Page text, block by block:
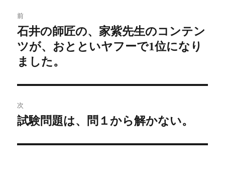
稿
ナ
ビ
ー
前
前
の
投
石井の師匠の、家紫先生のコンテン
ツが、おとといヤフーで1位になり
ました。
次
次
試験問題は、問１から解かない。